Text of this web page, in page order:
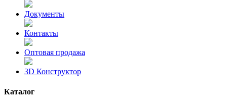
Документы
Контакты
Оптовая продажа
3D Конструктор
Каталог